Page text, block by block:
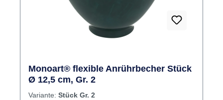
Monoart® flexible Anrührbecher Stück
Ø 12,5 cm, Gr. 2
Variante: Stück Gr. 2